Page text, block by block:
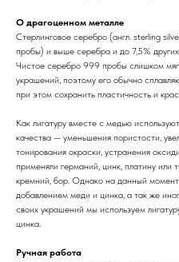
О драгоценном металле
Стерлинговое серебро (англ. sterling
пробы) и выше серебра и до 7,5%
Чистое серебро 999 пробы слишком
украшений, поэтому его обычно
при этом сохранить пластичность и
Как лигатуру вместе с медью
качества — уменьшения пористости,
тонирования окраски, устранения
применяли германий, цинк, платину или
кремний, бор. Однако на данный
добавлением меди и цинка, а так же
своих украшений мы используем
цинка.
Ручная работа